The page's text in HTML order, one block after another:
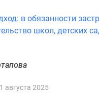
в обязанности
школ, детских
августа 2025